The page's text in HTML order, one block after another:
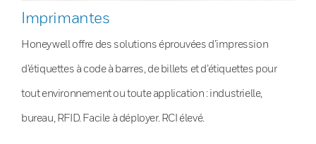
Imprimantes
Honeywell offre des solutions éprouvées d’impression
d’étiquettes à code à barres, de billets et d’étiquettes pour
tout environnement ou toute application : industrielle,
bureau, RFID. Facile à déployer. RCI élevé.